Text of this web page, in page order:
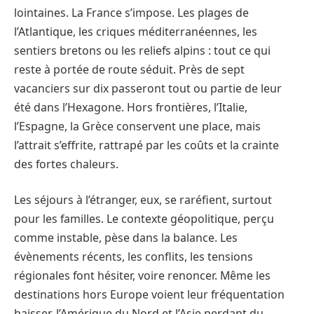
lointaines. La France s’impose. Les plages de
l’Atlantique, les criques méditerranéennes, les
sentiers bretons ou les reliefs alpins : tout ce qui
reste à portée de route séduit. Près de sept
vacanciers sur dix passeront tout ou partie de leur
été dans l’Hexagone. Hors frontières, l’Italie,
l’Espagne, la Grèce conservent une place, mais
l’attrait s’effrite, rattrapé par les coûts et la crainte
des fortes chaleurs.
Les séjours à l’étranger, eux, se raréfient, surtout
pour les familles. Le contexte géopolitique, perçu
comme instable, pèse dans la balance. Les
évènements récents, les conflits, les tensions
régionales font hésiter, voire renoncer. Même les
destinations hors Europe voient leur fréquentation